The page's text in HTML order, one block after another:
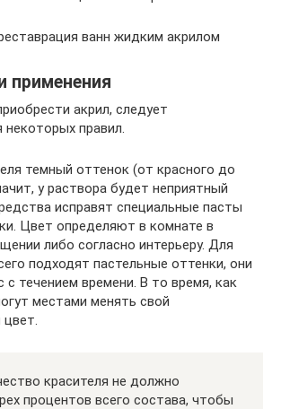
ванн жидким акрилом
применения
акрил, следует
правил.
темный оттенок (от красного до
у раствора будет неприятный
исправят специальные пасты
Цвет определяют в комнате в
либо согласно интерьеру. Для
подходят пастельные оттенки, они
с течением времени. В то время, как
местами менять свой
цвет.
красителя не должно
процентов всего состава, чтобы